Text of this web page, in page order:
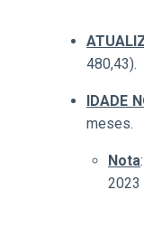
480,43).
IDADE
meses.
Nota
2023